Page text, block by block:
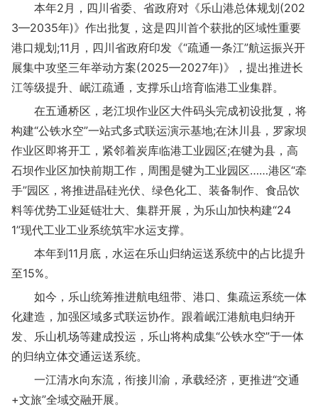
本年2月，四川省委、省政府对《乐山港总体规划(202
3—2035年)》作出批复，这是四川首个获批的区域性重要
港口规划;11月，四川省政府印发《“疏通一条江”航运振兴开
展集中攻坚三年举动方案(2025—2027年)》，提出推进长
江等级提升、岷江疏通，支撑乐山培育临港工业集群。
在五通桥区，老江坝作业区大件码头完成初设批复，将
构建“公铁水空”一站式多式联运演示基地;在沐川县，罗家坝
作业区即将开工，紧邻着炭库临港工业园区;在犍为县，高
石坝作业区加快前期工作，周围是犍为工业园区……港区“牵
手”园区，将推进晶硅光伏、绿色化工、装备制作、食品饮
料等优势工业延链壮大、集群开展，为乐山加快构建“24
1”现代工业工业系统筑牢水运支撑。
本年到11月底，水运在乐山归纳运送系统中的占比提升
至15%。
如今，乐山统筹推进航电纽带、港口、集疏运系统一体
化建造，加强区域多式联运协作。跟着岷江港航电归纳开
发、乐山机场等建成投运，乐山将构成集“公铁水空”于一体
的归纳立体交通运送系统。
一江清水向东流，衔接川渝，承载经济，更推进“交通
+文旅”全域交融开展。